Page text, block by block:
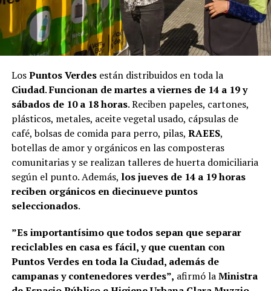
LosPuntos Verdesestán distribuidos en toda la
Ciudad.Funcionan de martes a viernes de 14 a 19 y
sábados de 10 a 18 horas. Reciben papeles, cartones,
plásticos, metales, aceite vegetal usado, cápsulas de
café, bolsas de comida para perro, pilas, RAEES,
botellas de amor y orgánicos en las composteras
comunitarias y se realizan talleres de huerta domiciliaria
según el punto. Además, los jueves de 14 a 19 horas
reciben orgánicos en diecinueve puntos
seleccionados.
”Es importantísimo que todos sepan que separar
reciclables en casa es fácil, y que cuentan con
Puntos Verdes en toda la Ciudad, además de
campanas y contenedores verdes”, afirmó laMinistra